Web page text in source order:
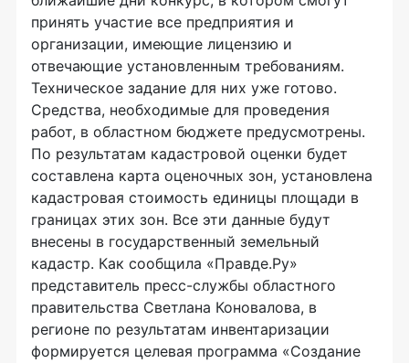
принять участие все предприятия и
организации, имеющие лицензию и
отвечающие установленным требованиям.
Техническое задание для них уже готово.
Средства, необходимые для проведения
работ, в областном бюджете предусмотрены.
По результатам кадастровой оценки будет
составлена карта оценочных зон, установлена
кадастровая стоимость единицы площади в
границах этих зон. Все эти данные будут
внесены в государственный земельный
кадастр. Как сообщила «Правде.Ру»
представитель пресс-службы областного
правительства Светлана Коновалова, в
регионе по результатам инвентаризации
формируется целевая программа «Создание